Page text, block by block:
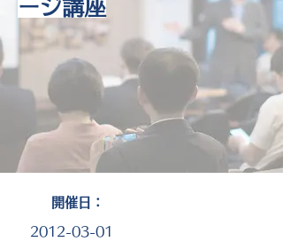
ージ講座
​開催日：
2012-03-01